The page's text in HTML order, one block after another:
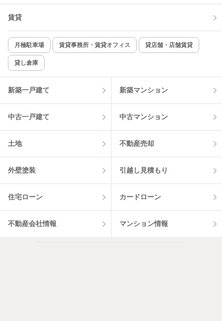
賃貸
月極駐車場 賃貸事務所・賃貸オフィス 貸店舗・店舗賃貸
貸し倉庫
新築一戸建て 新築マンション
中古一戸建て 中古マンション
土地 不動産売却
外壁塗装 引越し見積もり
住宅ローン カードローン
不動産会社情報 マンション情報